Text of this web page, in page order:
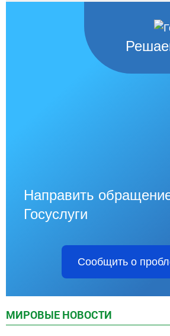
Направить
Госуслуги
Сообщить о
МИРОВЫЕ НОВОСТИ